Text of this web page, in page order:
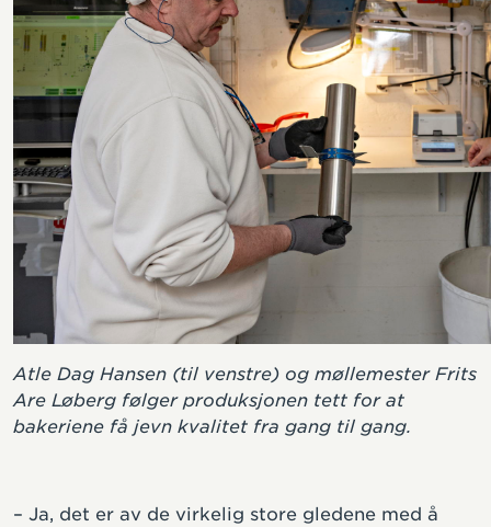
Atle Dag Hansen (til venstre) og møllemester Frits
Are Løberg følger produksjonen tett for at
bakeriene få jevn kvalitet fra gang til gang.
– Ja, det er av de virkelig store gledene med å